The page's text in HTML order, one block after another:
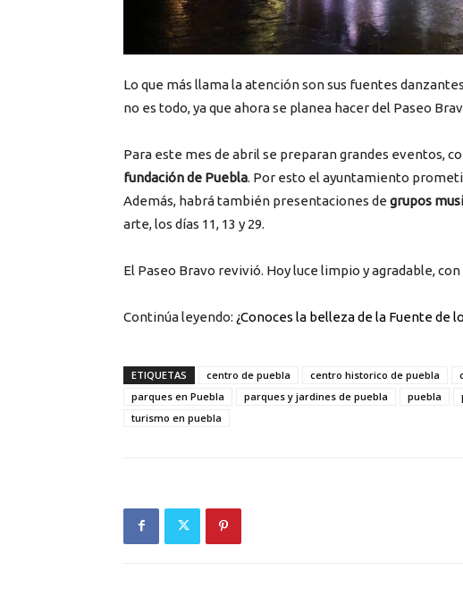
Lo que más llama la atención son sus fuentes
no es todo, ya que ahora se planea hacer del Paseo
Para este mes de abril se preparan grandes eventos,
fundación de Puebla. Por esto el ayuntamiento
Además, habrá también presentaciones de grupos
arte, los días 11, 13 y 29.
El Paseo Bravo revivió. Hoy luce limpio y agradable,
Continúa leyendo: ¿Conoces la belleza de la Fuente de
ETIQUETAS centro de puebla centro historico de puebla
parques en Puebla
parques y jardines de puebla puebla
turismo en puebla